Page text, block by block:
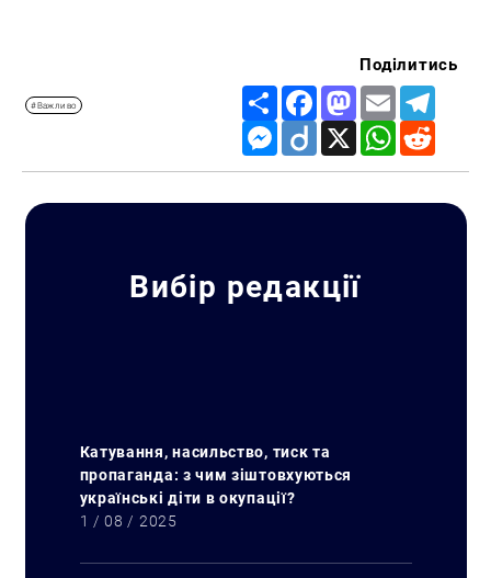
#Важливо
Поділитись
Share FacebookMastodon
Email
Messenger
Diigo X WhatsApp
Вибір редакції
Катування, насильство, тиск та
пропаганда: з чим зіштовхуються
українські діти в окупації?
1 / 08 / 2025